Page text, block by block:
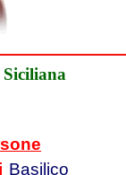
Siciliana
Basilico